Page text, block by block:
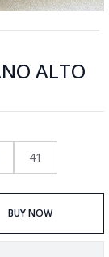
ALTO
41
BUY NOW